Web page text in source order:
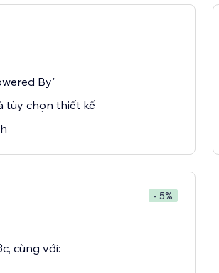
By"
tùy chọn thiết kế
- 5%
cùng với: